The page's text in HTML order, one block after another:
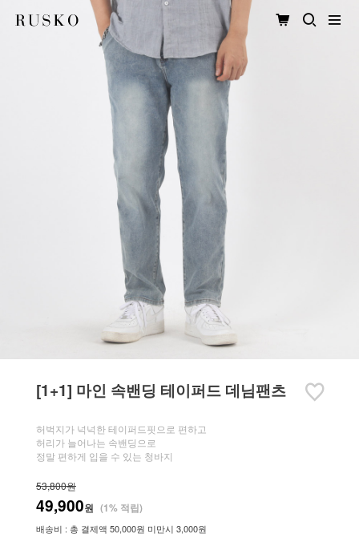
[1+1] 마인 속밴딩 테이퍼드 데님팬츠
허벅지가 넉넉한 테이퍼드핏으로 편하고
허리가 늘어나는 속밴딩으로
정말 편하게 입을 수 있는 청바지
53,800원
49,900원 (1% 적립)
배송비 : 총 결제액 50,000원 미만시 3,000원